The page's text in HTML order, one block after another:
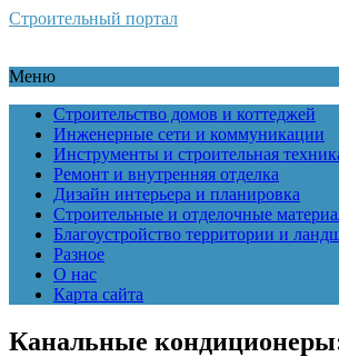
Строительный портал
Меню
Строительство домов и коттеджей
Инженерные сети и коммуникации
Инструменты и строительная
Ремонт и внутренняя отделка
Дизайн интерьера и планировка
Строительные и отделочные
Благоустройство территории и
Разное
О нас
Карта сайта
Канальные кондиционеры: